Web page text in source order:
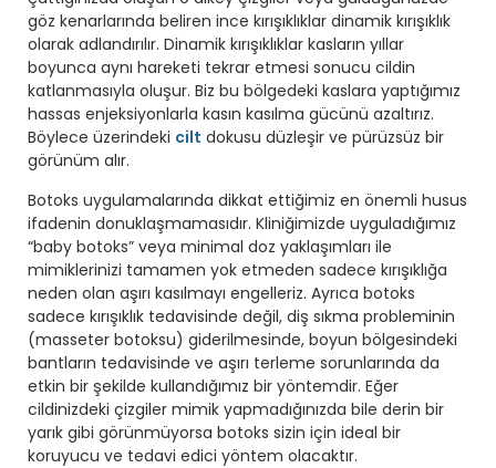
göz kenarlarında beliren ince kırışıklıklar dinamik kırışıklık
olarak adlandırılır. Dinamik kırışıklıklar kasların yıllar
boyunca aynı hareketi tekrar etmesi sonucu cildin
katlanmasıyla oluşur. Biz bu bölgedeki kaslara yaptığımız
hassas enjeksiyonlarla kasın kasılma gücünü azaltırız.
Böylece üzerindeki cilt dokusu düzleşir ve pürüzsüz bir
görünüm alır.
Botoks uygulamalarında dikkat ettiğimiz en önemli husus
ifadenin donuklaşmamasıdır. Kliniğimizde uyguladığımız
“baby botoks” veya minimal doz yaklaşımları ile
mimiklerinizi tamamen yok etmeden sadece kırışıklığa
neden olan aşırı kasılmayı engelleriz. Ayrıca botoks
sadece kırışıklık tedavisinde değil, diş sıkma probleminin
(masseter botoksu) giderilmesinde, boyun bölgesindeki
bantların tedavisinde ve aşırı terleme sorunlarında da
etkin bir şekilde kullandığımız bir yöntemdir. Eğer
cildinizdeki çizgiler mimik yapmadığınızda bile derin bir
yarık gibi görünmüyorsa botoks sizin için ideal bir
koruyucu ve tedavi edici yöntem olacaktır.